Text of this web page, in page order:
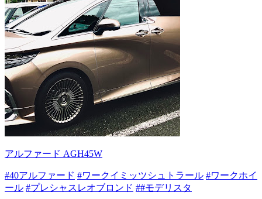
アルファード AGH45W
#40アルファード #ワークイミッツシュトラール #ワークホイ
ール #プレシャスレオブロンド ##モデリスタ